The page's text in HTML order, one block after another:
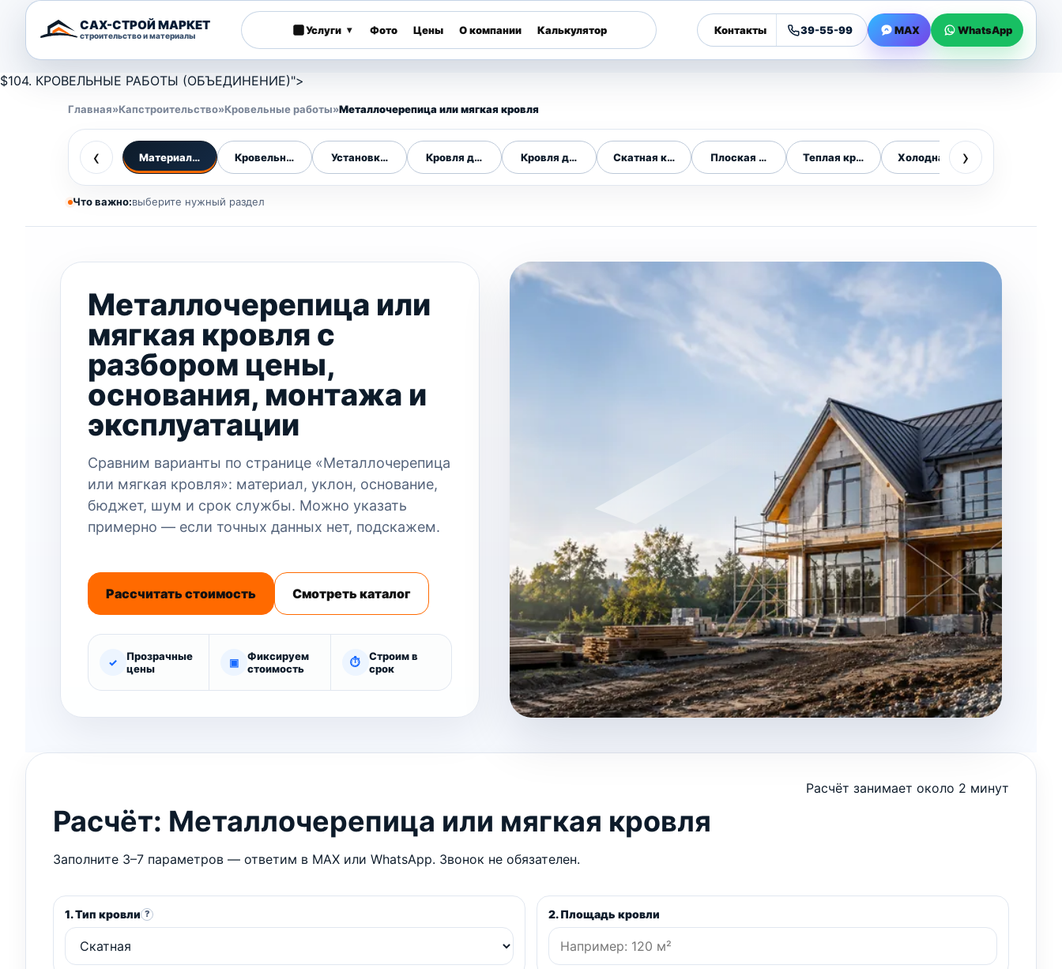
САХ-СТРОЙ МАРКЕТ
строительство и материалы Услуги ▾ Фото Цены О компании Калькулятор Контакты 39-55-99 MAX WhatsApp
$104. КРОВЕЛЬНЫЕ РАБОТЫ (ОБЪЕДИНЕНИЕ)">
Главная»Капстроительство»Кровельные работы»Металлочерепица или мягкая кровля
‹ Материалы кровлиКровельные работыУстановка кровлиКровля дома Кровля для дома Скатная кровля Плоская кровля Теплая кровля Холодная кровля
›
Что важно:выберите нужный раздел
Металлочерепица или
мягкая кровля с
разбором цены,
основания, монтажа и
эксплуатации
Сравним варианты по странице «Металлочерепица
или мягкая кровля»: материал, уклон, основание,
бюджет, шум и срок службы. Можно указать
примерно — если точных данных нет, подскажем.
Рассчитать стоимость Смотреть каталог
✓
Прозрачные
цены
▣
Фиксируем
стоимость
⏱
Строим в
срок
Расчёт: Металлочерепица или мягкая кровля
Заполните 3–7 параметров — ответим в MAX или WhatsApp. Звонок не обязателен.
Расчёт занимает около 2 минут
1. Тип кровли ? 2. Площадь кровли